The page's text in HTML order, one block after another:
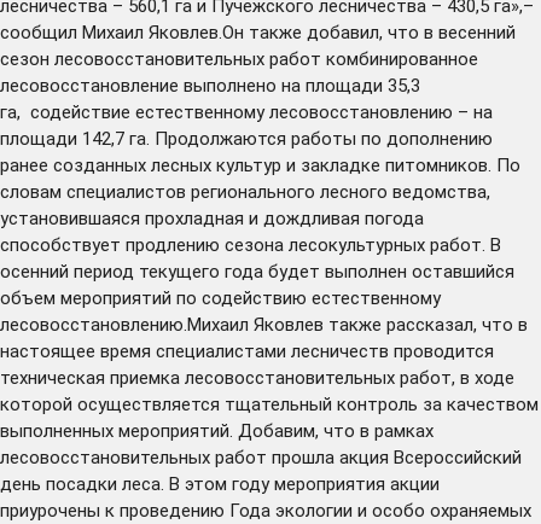
лесничества – 560,1 га и Пучежского лесничества – 430,5 га»,–
сообщил Михаил Яковлев.Он также добавил, что в весенний
сезон лесовосстановительных работ комбинированное
лесовосстановление выполнено на площади 35,3
га, содействие естественному лесовосстановлению – на
площади 142,7 га. Продолжаются работы по дополнению
ранее созданных лесных культур и закладке питомников. По
словам специалистов регионального лесного ведомства,
установившаяся прохладная и дождливая погода
способствует продлению сезона лесокультурных работ. В
осенний период текущего года будет выполнен оставшийся
объем мероприятий по содействию естественному
лесовосстановлению.Михаил Яковлев также рассказал, что в
настоящее время специалистами лесничеств проводится
техническая приемка лесовосстановительных работ, в ходе
которой осуществляется тщательный контроль за качеством
выполненных мероприятий. Добавим, что в рамках
лесовосстановительных работ прошла акция Всероссийский
день посадки леса. В этом году мероприятия акции
приурочены к проведению Года экологии и особо охраняемых